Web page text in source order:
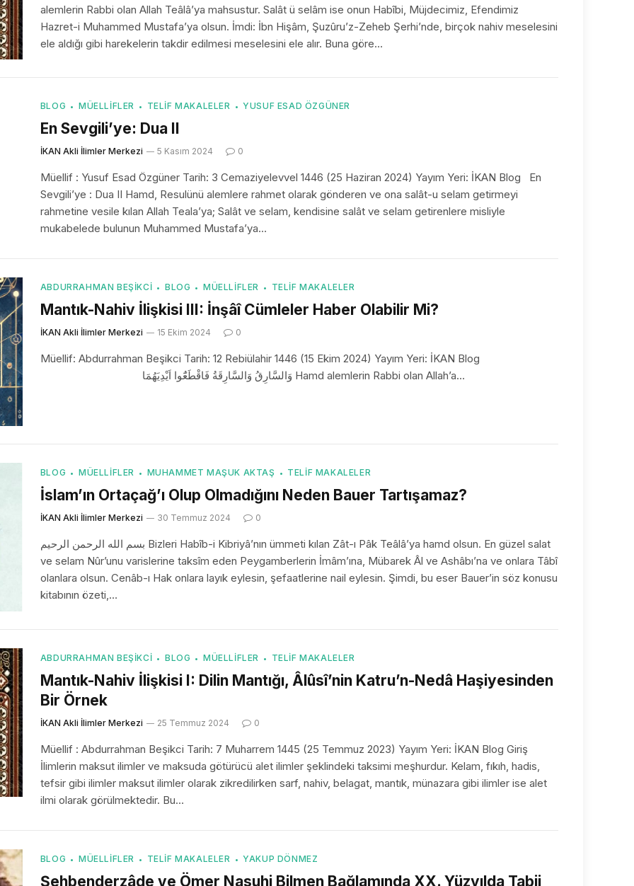
alemlerin Rabbi olan Allah Teâlâ’ya mahsustur. Salât ü selâm ise onun Habîbi, Müjdecimiz, Efendimiz
Hazret-i Muhammed Mustafa’ya olsun. İmdi: İbn Hişâm, Şuzûru’z-Zeheb Şerhi’nde, birçok nahiv meselesini
ele aldığı gibi harekelerin takdir edilmesi meselesini ele alır. Buna göre…
BLOG MÜELLIFLER TELIF MAKALELER YUSUF ESAD ÖZGÜNER
En Sevgili’ye: Dua II
İKAN Akli İlimler Merkezi 5 Kasım 2024 0
Müellif : Yusuf Esad Özgüner Tarih: 3 Cemaziyelevvel 1446 (25 Haziran 2024) Yayım Yeri: İKAN Blog En
Sevgili’ye : Dua II Hamd, Resulünü alemlere rahmet olarak gönderen ve ona salât-u selam getirmeyi
rahmetine vesile kılan Allah Teala’ya; Salât ve selam, kendisine salât ve selam getirenlere misliyle
mukabelede bulunun Muhammed Mustafa’ya…
ABDURRAHMAN BEŞIKCI BLOG MÜELLIFLER TELIF MAKALELER
Mantık-Nahiv İlişkisi III: İnşâî Cümleler Haber Olabilir Mi?
İKAN Akli İlimler Merkezi 15 Ekim 2024 0
Müellif: Abdurrahman Beşikci Tarih: 12 Rebiülahir 1446 (15 Ekim 2024) Yayım Yeri: İKAN Blog
وَالسَّارِقُ وَالسَّارِقَةُ فَاقْطَعُٓوا اَيْدِيَهُمَا Hamd alemlerin Rabbi olan Allah’a…
BLOG MÜELLIFLER MUHAMMET MAŞUK AKTAŞ TELIF MAKALELER
İslam’ın Ortaçağ’ı Olup Olmadığını Neden Bauer Tartışamaz?
İKAN Akli İlimler Merkezi 30 Temmuz 2024 0
بسم الله الرحمن الرحيم Bizleri Habîb-i Kibriyâ’nın ümmeti kılan Zât-ı Pâk Teâlâ’ya hamd olsun. En güzel salat
ve selam Nûr’unu varislerine taksîm eden Peygamberlerin İmâm’ına, Mübarek Âl ve Ashâbı’na ve onlara Tâbî
olanlara olsun. Cenâb-ı Hak onlara layık eylesin, şefaatlerine nail eylesin. Şimdi, bu eser Bauer’in söz konusu
kitabının özeti,…
ABDURRAHMAN BEŞIKCI BLOG MÜELLIFLER TELIF MAKALELER
Mantık-Nahiv İlişkisi I: Dilin Mantığı, Âlûsî’nin Katru’n-Nedâ Haşiyesinden
Bir Örnek
İKAN Akli İlimler Merkezi 25 Temmuz 2024 0
Müellif : Abdurrahman Beşikci Tarih: 7 Muharrem 1445 (25 Temmuz 2023) Yayım Yeri: İKAN Blog Giriş
İlimlerin maksut ilimler ve maksuda götürücü alet ilimler şeklindeki taksimi meşhurdur. Kelam, fıkıh, hadis,
tefsir gibi ilimler maksut ilimler olarak zikredilirken sarf, nahiv, belagat, mantık, münazara gibi ilimler ise alet
ilmi olarak görülmektedir. Bu…
BLOG MÜELLIFLER TELIF MAKALELER YAKUP DÖNMEZ
Şehbenderzâde ve Ömer Nasuhi Bilmen Bağlamında XX. Yüzyılda Tabii